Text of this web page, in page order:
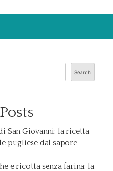
Search
San Giovanni: la ricetta
pugliese dal sapore
e ricotta senza farina: la